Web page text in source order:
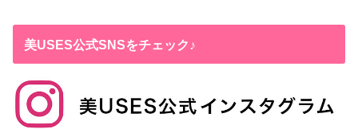
美USES公式SNSをチェック♪